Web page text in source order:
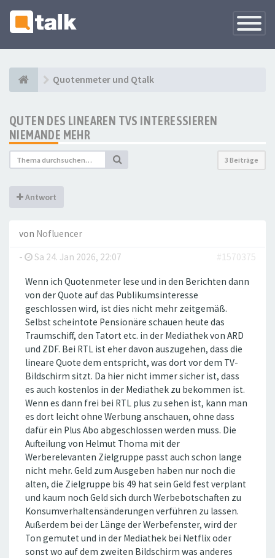
Quotenmeter und Qtalk
QUTEN DES LINEAREN TVS INTERESSIEREN
NIEMANDE MEHR
3 Beiträge
Antwort
von Nofluencer
-
Sa 24. Jan 2026, 22:07 #1570375
Wenn ich Quotenmeter lese und in den Berichten dann
von der Quote auf das Publikumsinteresse
geschlossen wird, ist dies nicht mehr zeitgemäß.
Selbst scheintote Pensionäre schauen heute das
Traumschiff, den Tatort etc. in der Mediathek von ARD
und ZDF. Bei RTL ist eher davon auszugehen, dass die
lineare Quote dem entspricht, was dort vor dem TV-
Bildschirm sitzt. Da hier nicht immer sicher ist, dass
es auch kostenlos in der Mediathek zu bekommen ist.
Wenn es dann frei bei RTL plus zu sehen ist, kann man
es dort leicht ohne Werbung anschauen, ohne dass
dafür ein Plus Abo abgeschlossen werden muss. Die
Aufteilung von Helmut Thoma mit der
Werberelevanten Zielgruppe passt auch schon lange
nicht mehr. Geld zum Ausgeben haben nur noch die
alten, die Zielgruppe bis 49 hat sein Geld fest verplant
und kaum noch Geld sich durch Werbebotschaften zu
Konsumverhaltensänderungen verführen zu lassen.
Außerdem bei der Länge der Werbefenster, wird der
Ton gemutet und in der Mediathek bei Netflix oder
sonst wo auf dem zweiten Bildschirm was anderes